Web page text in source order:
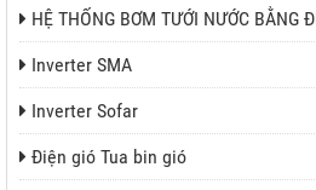
HỆ THỐNG BƠM TƯỚI NƯỚC BẰNG
Inverter SMA
Inverter Sofar
Điện gió Tua bin gió